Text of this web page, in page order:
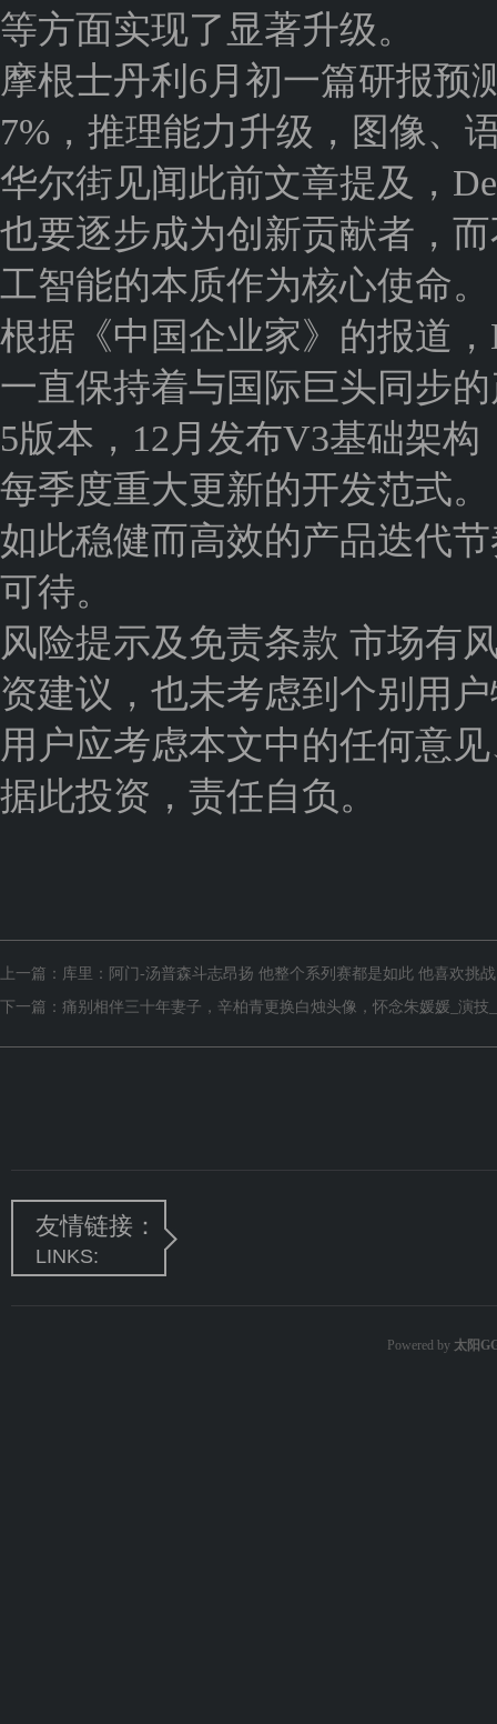
等方面实现了显著升级。
摩根士丹利6月初一篇研报预
7%，推理能力升级，图像、
华尔街见闻此前文章提及，
也要逐步成为创新贡献者，
工智能的本质作为核心使命。
根据《中国企业家》的报道
一直保持着与国际巨头同步
5版本，12月发布V3基础架
每季度重大更新的开发范式。
如此稳健而高效的产品迭代
可待。
风险提示及免责条款 市场有
资建议，也未考虑到个别用
用户应考虑本文中的任何意
据此投资，责任自负。
上一篇： 库里：阿门-汤普森斗志昂扬 他整个系列赛都是如此 他喜欢挑战
下一篇： 痛别相伴三十年妻子，辛柏青更换白烛头像，怀念朱媛媛_演技
友情链接：
LINKS:
Powered by 太阳